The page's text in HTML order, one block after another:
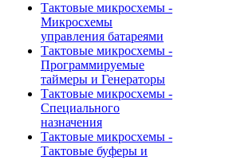
Тактовые микросхемы -
Микросхемы
управления батареями
Тактовые микросхемы -
Программируемые
таймеры и Генераторы
Тактовые микросхемы -
Специального
назначения
Тактовые микросхемы -
Тактовые буферы и